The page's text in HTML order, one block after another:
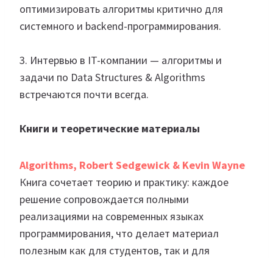
оптимизировать алгоритмы критично для
системного и backend-программирования.
3. Интервью в IT-компании — алгоритмы и
задачи по Data Structures & Algorithms
встречаются почти всегда.
Книги и теоретические материалы
Algorithms, Robert Sedgewick & Kevin Wayne
Книга сочетает теорию и практику: каждое
решение сопровождается полными
реализациями на современных языках
программирования, что делает материал
полезным как для студентов, так и для